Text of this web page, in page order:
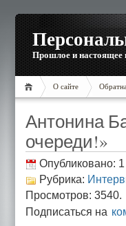
Прошлое и настоящее
О сайте
Антонина
очереди!»
Опубликовано:
Рубрика:
Просмотров: 3540.
Подписаться на